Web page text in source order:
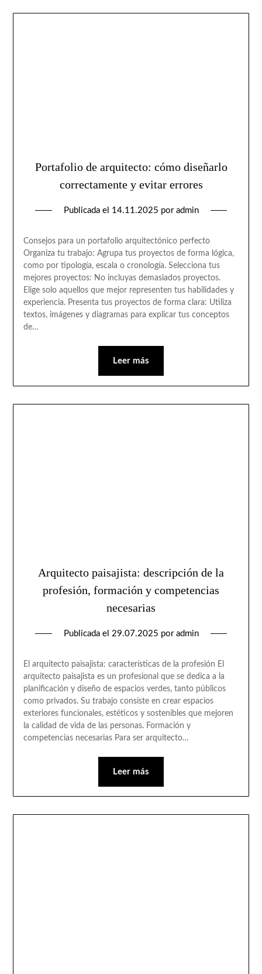
Portafolio de arquitecto: cómo diseñarlo
correctamente y evitar errores
Publicada el 14.11.2025 por admin
Consejos para un portafolio arquitectónico perfecto
Organiza tu trabajo: Agrupa tus proyectos de forma lógica,
como por tipología, escala o cronología. Selecciona tus
mejores proyectos: No incluyas demasiados proyectos.
Elige solo aquellos que mejor representen tus habilidades y
experiencia. Presenta tus proyectos de forma clara: Utiliza
textos, imágenes y diagramas para explicar tus conceptos
de…
Leer más
Arquitecto paisajista: descripción de la
profesión, formación y competencias
necesarias
Publicada el 29.07.2025 por admin
El arquitecto paisajista: características de la profesión El
arquitecto paisajista es un profesional que se dedica a la
planificación y diseño de espacios verdes, tanto públicos
como privados. Su trabajo consiste en crear espacios
exteriores funcionales, estéticos y sostenibles que mejoren
la calidad de vida de las personas. Formación y
competencias necesarias Para ser arquitecto…
Leer más